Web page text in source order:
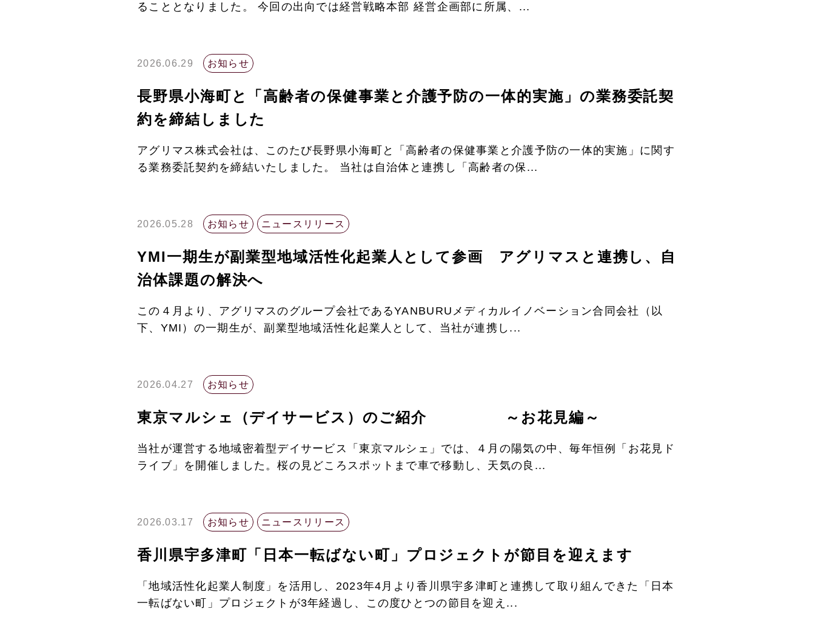
ることとなりました。 今回の出向では経営戦略本部 経営企画部に所属、...
2026.06.29 お知らせ
長野県小海町と「高齢者の保健事業と介護予防の一体的実施」の業務委託契
約を締結しました
アグリマス株式会社は、このたび長野県小海町と「高齢者の保健事業と介護予防の一体的実施」に関す
る業務委託契約を締結いたしました。 当社は自治体と連携し「高齢者の保...
2026.05.28 お知らせ ニュースリリース
YMI一期生が副業型地域活性化起業人として参画 アグリマスと連携し、自
治体課題の解決へ
この４月より、アグリマスのグループ会社であるYANBURUメディカルイノベーション合同会社（以
下、YMI）の一期生が、副業型地域活性化起業人として、当社が連携し...
2026.04.27 お知らせ
東京マルシェ（デイサービス）のご紹介 ～お花見編～
当社が運営する地域密着型デイサービス「東京マルシェ」では、４月の陽気の中、毎年恒例「お花見ド
ライブ」を開催しました。桜の見どころスポットまで車で移動し、天気の良...
2026.03.17 お知らせ ニュースリリース
香川県宇多津町「日本一転ばない町」プロジェクトが節目を迎えます
「地域活性化起業人制度」を活用し、2023年4月より香川県宇多津町と連携して取り組んできた「日本
一転ばない町」プロジェクトが3年経過し、この度ひとつの節目を迎え...